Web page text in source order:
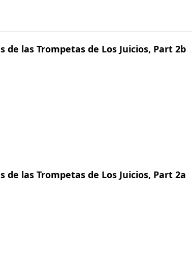
de las Trompetas de Los Juicios, Part 2b
de las Trompetas de Los Juicios, Part 2a